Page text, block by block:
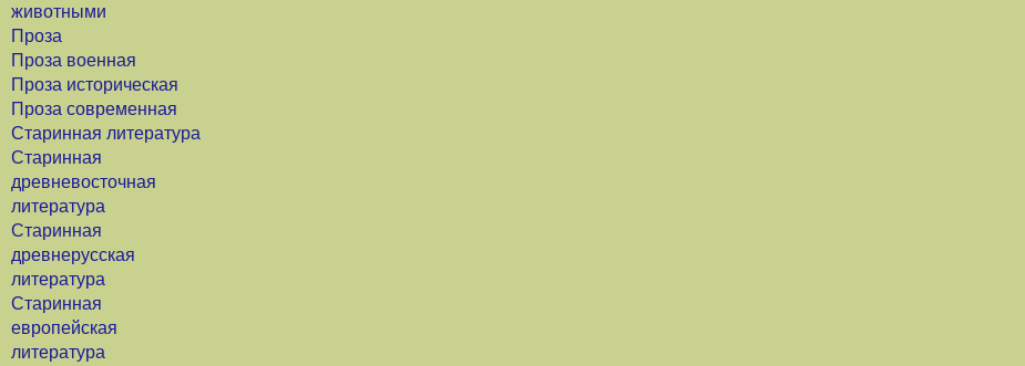
животными
Проза
Проза военная
Проза историческая
Проза современная
Старинная литература
Старинная
древневосточная
литература
Старинная
древнерусская
литература
Старинная
европейская
литература